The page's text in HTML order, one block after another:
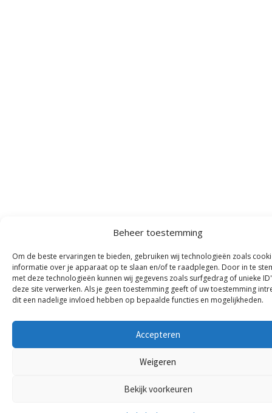
Beheer toestemming
Om de beste ervaringen te bieden, gebruiken wij technologieën zoals
informatie over je apparaat op te slaan en/of te raadplegen. Door in te
met deze technologieën kunnen wij gegevens zoals surfgedrag of unieke
deze site verwerken. Als je geen toestemming geeft of uw toestemming
dit een nadelige invloed hebben op bepaalde functies en mogelijkheden.
Accepteren
Weigeren
Bekijk voorkeuren